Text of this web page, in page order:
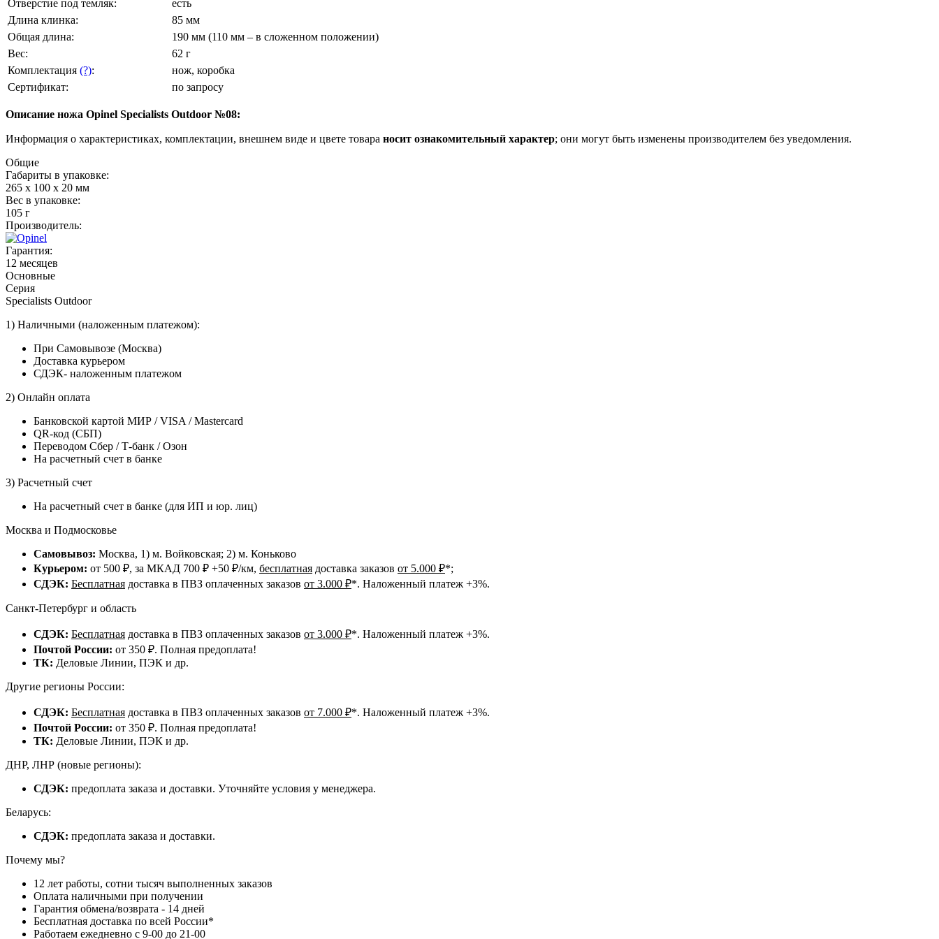
Отверстие под темляк:
есть
Длина клинка:
85 мм
Общая длина:
190 мм (110 мм – в сложенном положении)
Вес:
62 г
Комплектация (?):
нож, коробка
Сертификат:
по запросу
Описание ножа Opinel Specialists Outdoor №08:
Информация о характеристиках, комплектации, внешнем виде и цвете товара носит ознакомительный характер; они могут быть изменены производителем без уведомления.
Общие
Габариты в упаковке:
265 x 100 x 20 мм
Вес в упаковке:
105 г
Производитель:
Гарантия:
12 месяцев
Основные
Серия
Specialists Outdoor
1) Наличными (наложенным платежом):
При Самовывозе (Москва)
Доставка курьером
СДЭК- наложенным платежом
2) Онлайн оплата
Банковской картой МИР / VISA / Mastercard
QR-код (СБП)
Переводом Сбер / Т-банк / Озон
На расчетный счет в банке
3) Расчетный счет
На расчетный счет в банке (для ИП и юр. лиц)
Москва и Подмосковье
Самовывоз: Москва, 1) м. Войковская; 2) м. Коньково
Курьером: от 500 ₽, за МКАД 700 ₽ +50 ₽/км, бесплатная доставка заказов от 5.000 ₽*;
СДЭК: Бесплатная доставка в ПВЗ оплаченных заказов от 3.000 ₽*. Наложенный платеж +3%.
Санкт-Петербург и область
СДЭК: Бесплатная доставка в ПВЗ оплаченных заказов от 3.000 ₽*. Наложенный платеж +3%.
Почтой России: от 350 ₽. Полная предоплата!
ТК: Деловые Линии, ПЭК и др.
Другие регионы России:
СДЭК: Бесплатная доставка в ПВЗ оплаченных заказов от 7.000 ₽*. Наложенный платеж +3%.
Почтой России: от 350 ₽. Полная предоплата!
ТК: Деловые Линии, ПЭК и др.
ДНР, ЛНР (новые регионы):
СДЭК: предоплата заказа и доставки. Уточняйте условия у менеджера.
Беларусь:
СДЭК: предоплата заказа и доставки.
Почему мы?
12 лет работы, сотни тысяч выполненных заказов
Оплата наличными при получении
Гарантия обмена/возврата - 14 дней
Бесплатная доставка по всей России*
Работаем ежедневно с 9-00 до 21-00